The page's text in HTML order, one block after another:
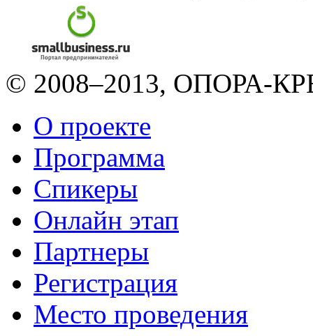
© 2008–2013, ОПОРА-
О проекте
Программа
Спикеры
Онлайн этап
Партнеры
Регистрация
Место проведения